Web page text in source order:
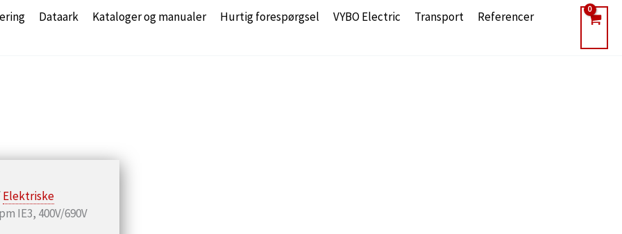
Dataark Kataloger og manualer Hurtig forespørgsel VYBO Electric Transport Referencer
Elektriske
IE3, 400V/690V